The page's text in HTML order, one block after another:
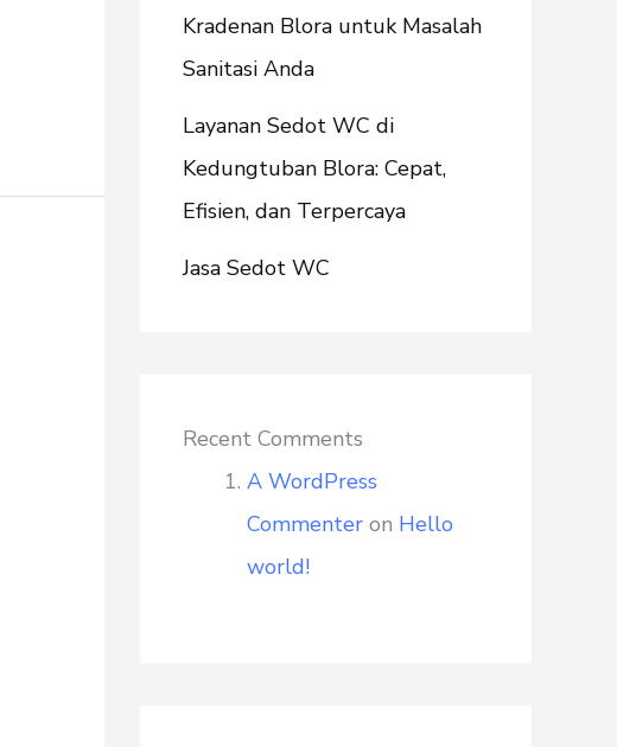
Kradenan Blora untuk Masalah
Sanitasi Anda
Layanan Sedot WC di
Kedungtuban Blora: Cepat,
Efisien, dan Terpercaya
Jasa Sedot WC
Recent Comments
A WordPress
Commenter on Hello
world!